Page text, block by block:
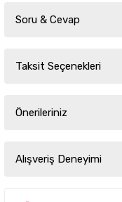
Soru & Cevap
Ürün
Taksit Seçenekleri
Önerileriniz
yetersiz gördüğünüz
iletebilirsiniz.
Alışveriş Deneyimi